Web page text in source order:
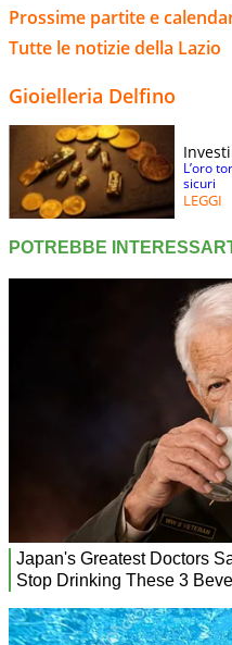
Prossime partite e
Tutte le notizie della Lazio
Gioielleria Delfino
L’oro
sicuri
LEGGI